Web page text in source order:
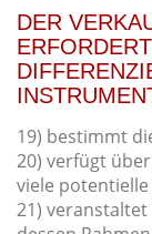
DER
19) bestimmt
20) verfügt
viele
21) veranstaltet